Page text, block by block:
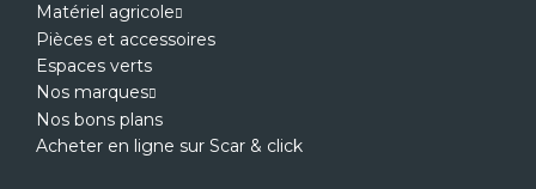
Matériel agricole
Pièces et accessoires
Espaces verts
Nos marques
Nos bons plans
Acheter en ligne sur Scar & click